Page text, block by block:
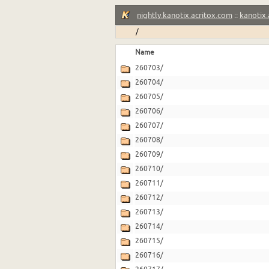
nightly.kanotix.acritox.com ::
/
Name
260703/
260704/
260705/
260706/
260707/
260708/
260709/
260710/
260711/
260712/
260713/
260714/
260715/
260716/